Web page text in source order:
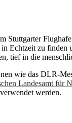
Stuttgarter
Echtzeit zu
tief in die
wie das DLR-
Landesamt für
werden.